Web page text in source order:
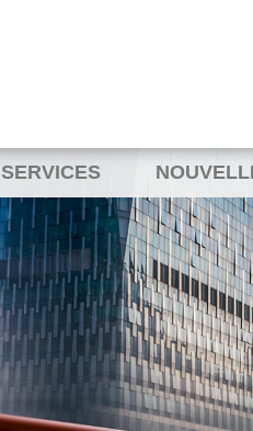
SERVICES